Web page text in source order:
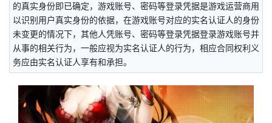
的真实身份即已确定，游戏账号、密码等登录凭据是游戏运营商用
以识别用户真实身份的依据，在游戏账号对应的实名认证人的身份
未变更的情况下，其他人凭账号、密码等登录凭据登录游戏账号并
从事的相关行为，一般应视为实名认证人的行为，相应合同权利义
务应由实名认证人享有和承担。